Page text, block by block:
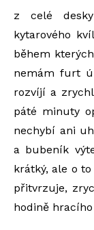
z celé desky
kytarového
během
nemám furt
rozvíjí a
páté minuty
nechybí ani
a bubeník
krátký, ale o
přitvrzuje,
hodině